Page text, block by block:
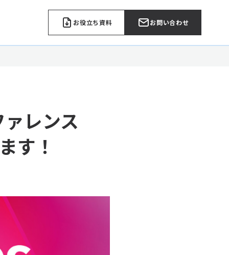
お役立ち資料 お問い合わせ
レンス
す！